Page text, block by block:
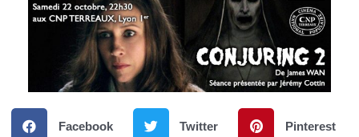
Facebook Twitter Pinterest